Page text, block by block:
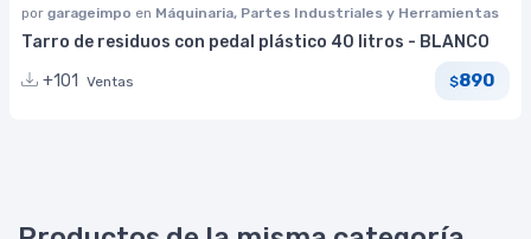
por garageimpo en Máquinaria, Partes Industriales y Herramientas
Tarro de residuos con pedal plástico 40 litros - BLANCO
+101
Ventas $890